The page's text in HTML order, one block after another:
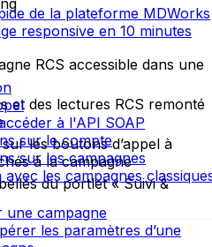
de la plateforme MDWorks
responsive en 10 minutes
à l'API SOAP
sur le compte
sur les campagnes
les campagnes
une campagne
les paramètres d’une
RCS accessible dans une
et des lectures RCS remonté
les boutons d’appel à
à la campagne
du portlet « Suivi &